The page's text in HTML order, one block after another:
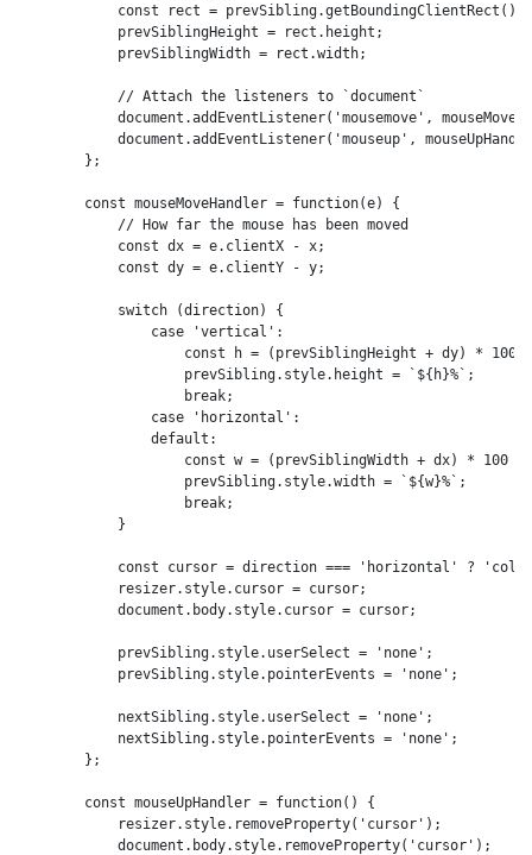
            const rect = prevSibling.getBoundingClientRect();
            prevSiblingHeight = rect.height;
            prevSiblingWidth = rect.width;
            // Attach the listeners to `document`
document.addEventListener('mousemove',
document.addEventListener('mouseup',
        };
        const mouseMoveHandler = function(e) {
            // How far the mouse has been moved
            const dx = e.clientX - x;
            const dy = e.clientY - y;
            switch (direction) {
                case 'vertical':
const h = (prevSiblingHeight + dy) * 100
                    prevSibling.style.height = `${h}%`;
                    break;
                case 'horizontal':
                default:
const w = (prevSiblingWidth + dx) * 100
                    prevSibling.style.width = `${w}%`;
                    break;
            }
const cursor = direction === 'horizontal' ? 'col-
            resizer.style.cursor = cursor;
            document.body.style.cursor = cursor;
            prevSibling.style.userSelect = 'none';
            prevSibling.style.pointerEvents = 'none';
            nextSibling.style.userSelect = 'none';
            nextSibling.style.pointerEvents = 'none';
        };
        const mouseUpHandler = function() {
            resizer.style.removeProperty('cursor');
            document.body.style.removeProperty('cursor');